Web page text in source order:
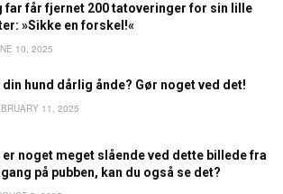
far får fjernet 200 tatoveringer for sin lille
»Sikke en forskel!«
10, 2025
din hund dårlig ånde? Gør noget ved det!
11, 2025
er noget meget slående ved dette billede fra
på pubben, kan du også se det?